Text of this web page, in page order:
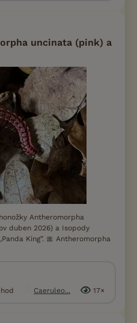
uncinata (pink) a
Antheromorpha
duben 2026) a Isopody
King”. 🎀 Antheromorpha
Caeruleo... 17×